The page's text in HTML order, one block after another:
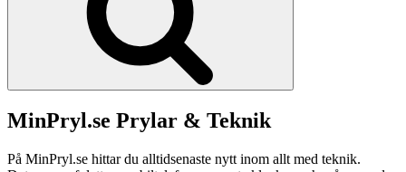
MinPryl.se Prylar & Teknik
På MinPryl.se hittar du alltidsenaste nytt inom allt med teknik.